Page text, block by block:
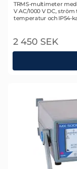
Art. nr 1883
TRMS-multimeter
V AC/1000 V DC,
temperatur och IP54-
2 450 SEK